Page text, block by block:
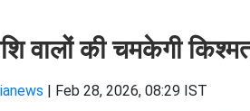
वालों की चमकेगी
| Feb 28, 2026, 08:29 IST